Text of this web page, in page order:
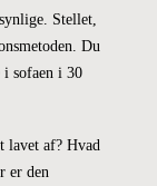
Stellet,
Du
i sofaen i 30
lavet af? Hvad
er den